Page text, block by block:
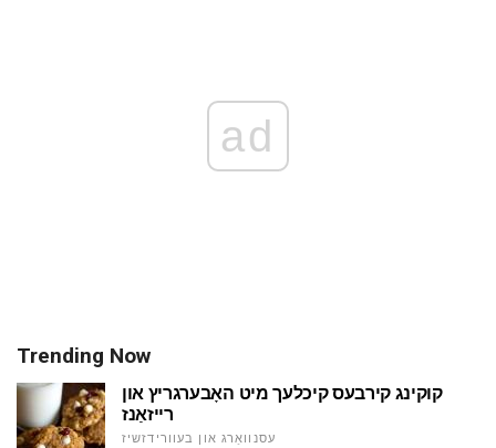
ad
Trending Now
קוקינג קירבעס קיכלעך מיט האָבערגריץ און
רייזאַנז
עסנוואַרג און בעוורידזשיז